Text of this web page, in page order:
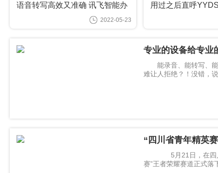
语音转写高效又准确 讯飞智能办
2022-05-23
用过之后直呼
专业的设备给专业
能录音、能转写、能
难让人拒绝？！没错，
“四川省青年精英
电竞榜单”
5月21日，在四川省
赛”王者荣耀赛道正式落